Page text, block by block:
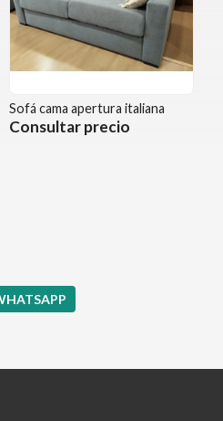
Sofá cama apertura italiana
Consultar precio